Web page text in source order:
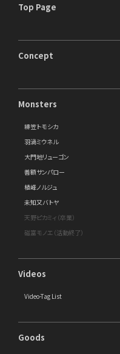
Top Page
Concept
Monsters
緋笠トモシカ
羽渦ミウネル
大門地リューゴン
善額サンパロー
植峰ノルジュ
未知又バトヤ
天野ピカミィ（卒業）
磁富モノエ（活動終了）
Videos
Video-Tag List
Goods